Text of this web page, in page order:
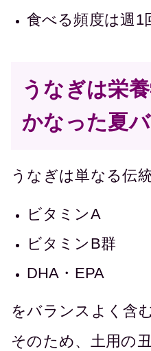
食べる頻度は週1
うなぎは栄
かなった夏
うなぎは単なる伝
ビタミンA
ビタミンB群
DHA・EPA
をバランスよく含
そのため、土用の